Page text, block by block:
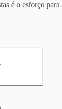
é o esforço